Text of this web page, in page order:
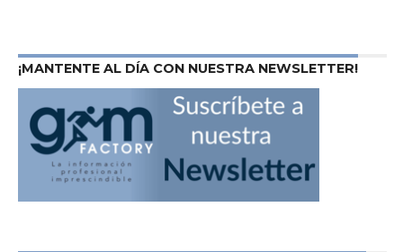
¡MANTENTE AL DÍA CON NUESTRA NEWSLETTER!